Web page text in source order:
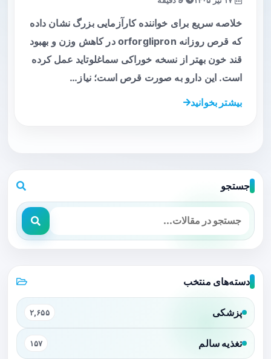
خلاصه سریع برای خواننده کارآزمایی بزرگ نشان داده
که قرص روزانه orforglipron در کاهش وزن و بهبود
قند خون بهتر از نسخه خوراکی سماغلوتاید عمل کرده
است. این دارو به صورت قرص است؛ نیاز…
بیشتر بخوانید
جستجو
دسته‌های منتخب
پزشکی ۲,۶۵۵
تغذیه سالم ۱۵۷